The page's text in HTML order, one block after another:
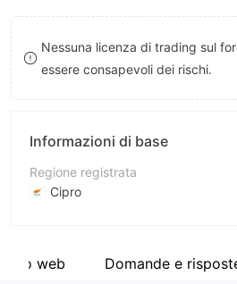
9 8
9
9
Nessuna licenza di trading sul
essere consapevoli dei rischi.
Informazioni di base
Regione registrata
Cipro
Azienda
Sito web Domande e